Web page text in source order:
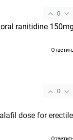
0
oral ranitidine
0